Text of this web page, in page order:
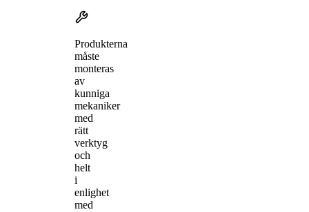
Produkterna
måste
monteras
av
kunniga
mekaniker
med
rätt
verktyg
och
helt
i
enlighet
med